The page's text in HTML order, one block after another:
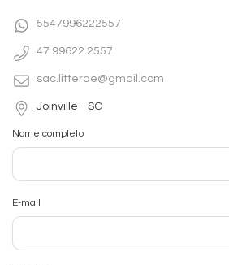
5547996222557
47 99622.2557
sac.litterae@gmail.com
Joinville - SC
Nome completo
E-mail